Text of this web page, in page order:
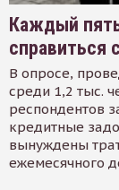
Каждый
справиться
В опросе,
среди 1,2 тыс.
респондентов
кредитные
вынуждены
ежемесячного